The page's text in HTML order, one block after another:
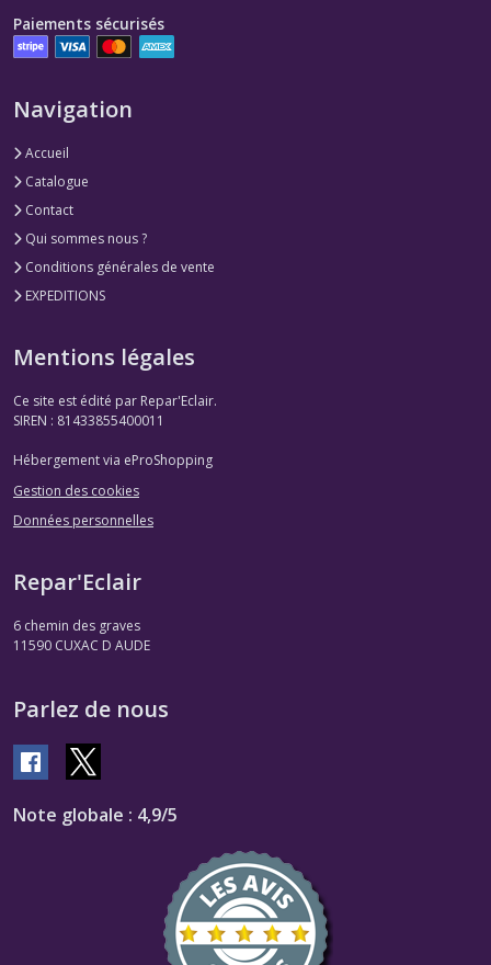
Paiements sécurisés
Navigation
Accueil
Catalogue
Contact
Qui sommes nous ?
Conditions générales de vente
EXPEDITIONS
Mentions légales
Ce site est édité par Repar'Eclair.
SIREN : 81433855400011
Hébergement via eProShopping
Gestion des cookies
Données personnelles
Repar'Eclair
6 chemin des graves
11590 CUXAC D AUDE
Parlez de nous
Note globale : 4,9/5